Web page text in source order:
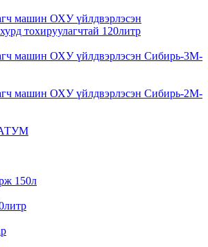
машин ОХУ үйлдвэрлэсэн
тохируулагчтай 120литр
машин ОХУ үйлдвэрлэсэн Сибирь-3М-
машин ОХУ үйлдвэрлэсэн Сибирь-2М-
150л